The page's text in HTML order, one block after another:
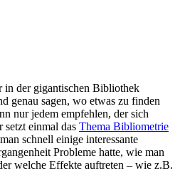
in der gigantischen Bibliothek
genau sagen, wo etwas zu finden
nur jedem empfehlen, der sich
setzt einmal das Thema Bibliometrie
schnell einige interessante
Probleme hatte, wie man
welche Effekte auftreten – wie z.B.